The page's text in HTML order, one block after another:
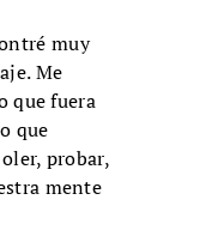
muy
Me
que fuera
que
probar,
mente